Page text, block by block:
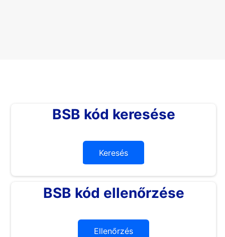
BSB kód keresése
Keresés
BSB kód ellenőrzése
Ellenőrzés